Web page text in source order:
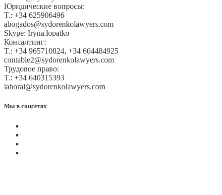
Юридические вопросы:
T.: +34 625906496
abogados@sydorenkolawyers.com
Skype: Iryna.lopatko
Консалтинг:
T.: +34 965710824, +34 604484925
contable2@sydorenkolawyers.com
Трудовое право:
T.: +34 640315393
laboral@sydorenkolawyers.com
Мы в соцсетях